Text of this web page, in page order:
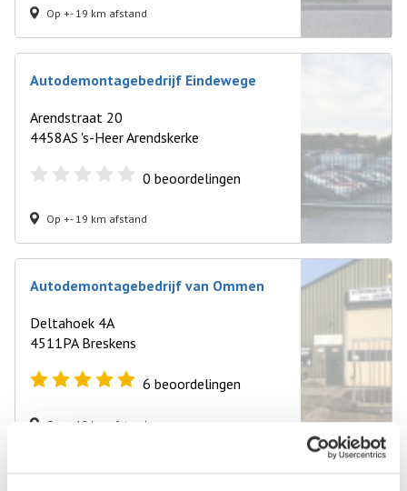
Op +- 19 km afstand
Autodemontagebedrijf Eindewege
Arendstraat 20
4458AS 's-Heer Arendskerke
0 beoordelingen
Op +- 19 km afstand
Autodemontagebedrijf van Ommen
Deltahoek 4A
4511PA Breskens
6 beoordelingen
Op +- 19 km afstand